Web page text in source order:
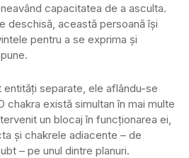
capacitatea de a asculta.
deschisă, această persoană își
pentru a se exprima și
entități separate, ele aflându-se
chakra există simultan în mai multe
un blocaj în funcționarea ei,
și chakrele adiacente – de
– pe unul dintre planuri.